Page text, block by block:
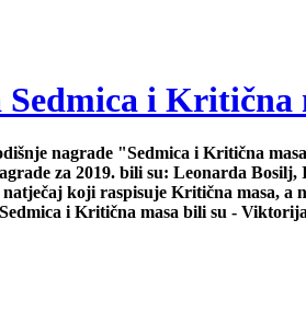
Sedmica i Kritična
nagrade "Sedmica i Kritična
za 2019. bili su: Leonarda
koji raspisuje Kritična masa, a
i Kritična masa bili su -